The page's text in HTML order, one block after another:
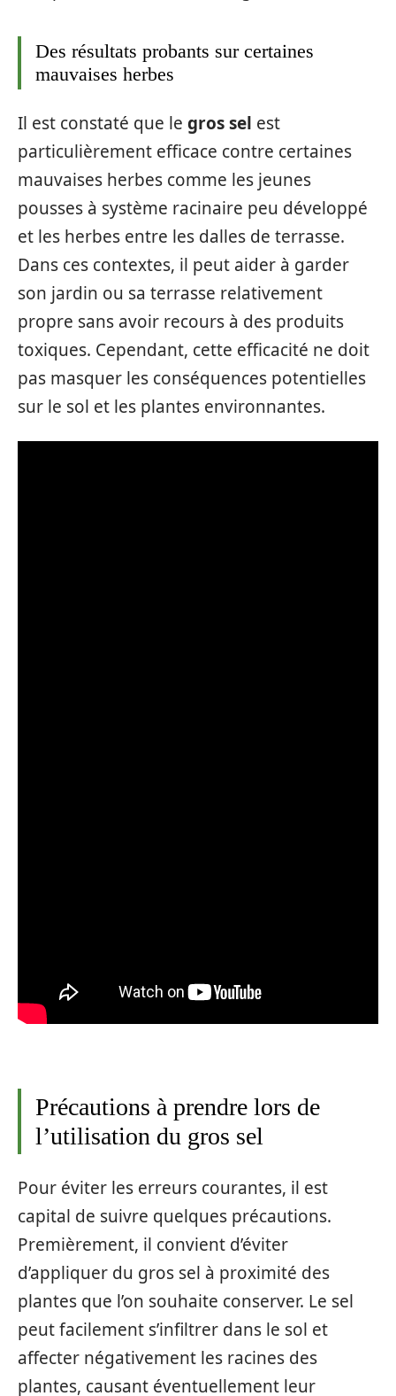
Des résultats probants sur certaines
mauvaises herbes
Il est constaté que le gros sel est
particulièrement efficace contre certaines
mauvaises herbes comme les jeunes
pousses à système racinaire peu développé
et les herbes entre les dalles de terrasse.
Dans ces contextes, il peut aider à garder
son jardin ou sa terrasse relativement
propre sans avoir recours à des produits
toxiques. Cependant, cette efficacité ne doit
pas masquer les conséquences potentielles
sur le sol et les plantes environnantes.
Précautions à prendre lors de
l’utilisation du gros sel
Pour éviter les erreurs courantes, il est
capital de suivre quelques précautions.
Premièrement, il convient d’éviter
d’appliquer du gros sel à proximité des
plantes que l’on souhaite conserver. Le sel
peut facilement s’infiltrer dans le sol et
affecter négativement les racines des
plantes, causant éventuellement leur